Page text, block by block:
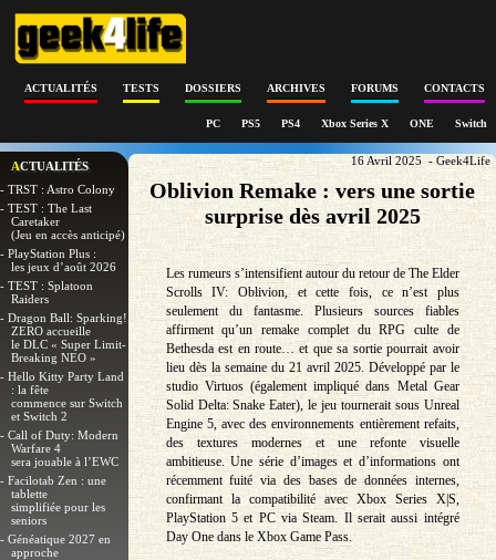
ACTUALITÉS TESTS DOSSIERS ARCHIVES FORUMS CONTACTS
PC PS5 PS4 Xbox Series X ONE Switch
ACTUALITÉS
- TRST : Astro Colony
- TEST : The Last
Caretaker
(Jeu en accès anticipé)
- PlayStation Plus :
les jeux d’août 2026
- TEST : Splatoon
Raiders
- Dragon Ball: Sparking!
ZERO accueille
le DLC « Super Limit-
Breaking NEO »
- Hello Kitty Party Land
: la fête
commence sur Switch
et Switch 2
- Call of Duty: Modern
Warfare 4
sera jouable à l’EWC
- Facilotab Zen : une
tablette
simplifiée pour les
seniors
- Généatique 2027 en
approche
16 Avril 2025 - Geek4Life
Oblivion Remake : vers une sortie
surprise dès avril 2025
Les rumeurs s’intensifient autour du retour de The Elder
Scrolls IV: Oblivion, et cette fois, ce n’est plus
seulement du fantasme. Plusieurs sources fiables
affirment qu’un remake complet du RPG culte de
Bethesda est en route… et que sa sortie pourrait avoir
lieu dès la semaine du 21 avril 2025. Développé par le
studio Virtuos (également impliqué dans Metal Gear
Solid Delta: Snake Eater), le jeu tournerait sous Unreal
Engine 5, avec des environnements entièrement refaits,
des textures modernes et une refonte visuelle
ambitieuse. Une série d’images et d’informations ont
récemment fuité via des bases de données internes,
confirmant la compatibilité avec Xbox Series X|S,
PlayStation 5 et PC via Steam. Il serait aussi intégré
Day One dans le Xbox Game Pass.